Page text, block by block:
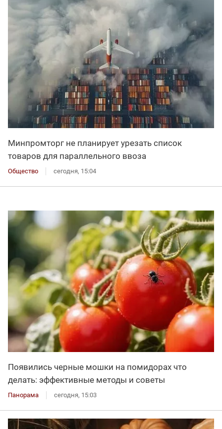
Минпромторг не планирует урезать список
товаров для параллельного ввоза
Общество сегодня, 15:04
Появились черные мошки на помидорах что
делать: эффективные методы и советы
Панорама сегодня, 15:03